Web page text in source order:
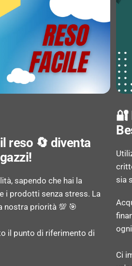
GB
8 GB
256 GB
MicroSD (TransFlash)
fino a: 1 TB
della fotocamera
reso 🔄 diventa
sapendo che hai la
i prodotti senza stress. La
nostra priorità 💯 🎯
il punto di riferimento di
🔐
sia
Ci